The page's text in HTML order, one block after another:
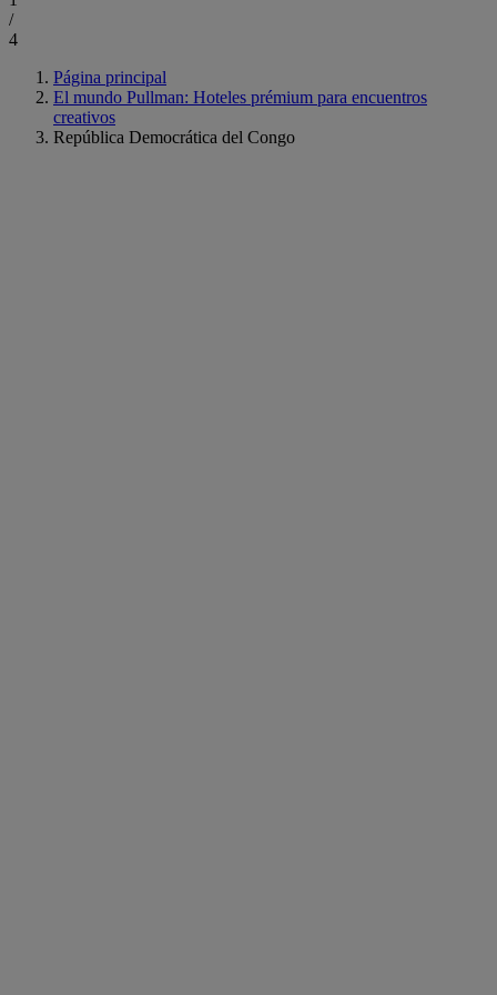
/
4
Página principal
El mundo Pullman: Hoteles prémium para encuentros
creativos
República Democrática del Congo